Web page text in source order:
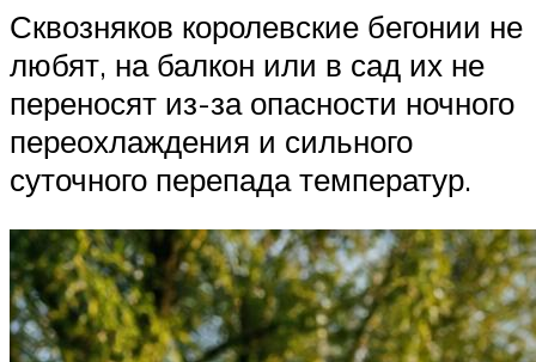
Сквозняков королевские бегонии не
любят, на балкон или в сад их не
переносят из-за опасности ночного
переохлаждения и сильного
суточного перепада температур.